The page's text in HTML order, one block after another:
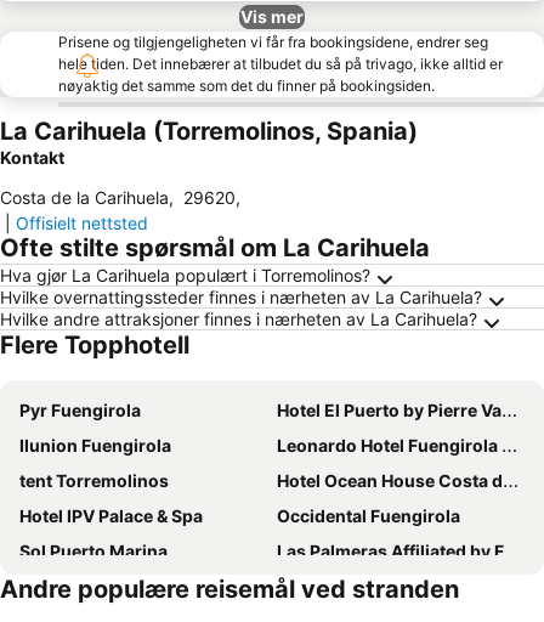
Vis mer
Prisene og tilgjengeligheten vi får fra bookingsidene, endrer seg
hele tiden. Det innebærer at tilbudet du så på trivago, ikke alltid er
nøyaktig det samme som det du finner på bookingsiden.
La Carihuela (Torremolinos, Spania)
Kontakt
Costa de la Carihuela, 29620,
Offisielt nettsted
Ofte stilte spørsmål om La Carihuela
Hva gjør La Carihuela populært i Torremolinos?
Hvilke overnattingssteder finnes i nærheten av La Carihuela?
Hvilke andre attraksjoner finnes i nærheten av La Carihuela?
Flere Topphotell
Pyr Fuengirola
Hotel El Puerto by Pierre Vacances
Ilunion Fuengirola
Leonardo Hotel Fuengirola Costa del Sol
tent Torremolinos
Hotel Ocean House Costa del Sol
Hotel IPV Palace & Spa
Occidental Fuengirola
Sol Puerto Marina
Las Palmeras Affiliated by FERGUS
Sol Principe
Ilunion Málaga
Andre populære reisemål ved stranden